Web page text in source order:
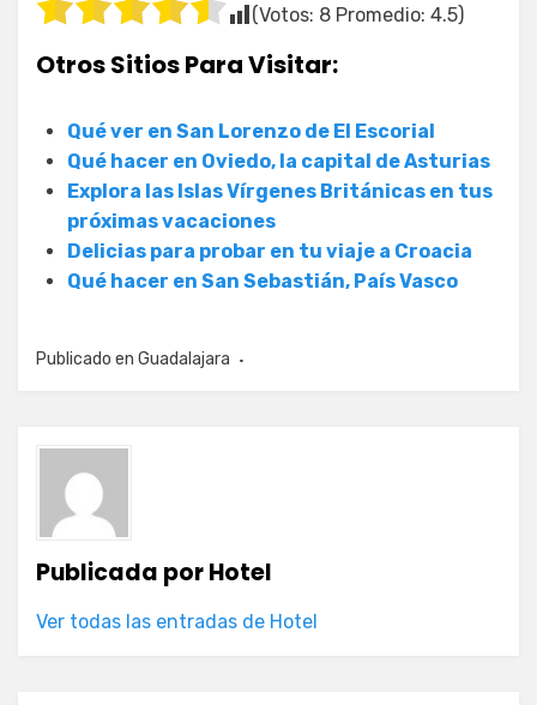
(Votos: 8 Promedio: 4.5)
Otros Sitios Para Visitar:
Qué ver en San Lorenzo de El Escorial
Qué hacer en Oviedo, la capital de Asturias
Explora las Islas Vírgenes Británicas en tus
próximas vacaciones
Delicias para probar en tu viaje a Croacia
Qué hacer en San Sebastián, País Vasco
Publicado en Guadalajara
Publicada porHotel
Ver todas las entradas de Hotel